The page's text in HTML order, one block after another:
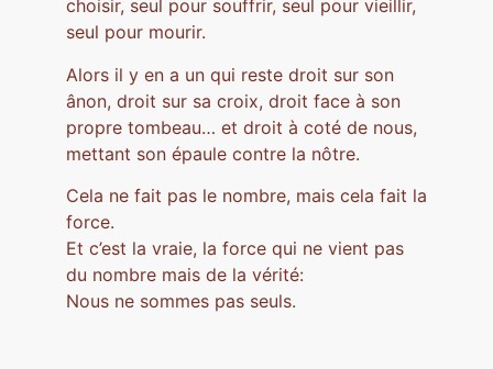
choisir, seul pour souffrir, seul pour vieillir,
seul pour mourir.
Alors il y en a un qui reste droit sur son
ânon, droit sur sa croix, droit face à son
propre tombeau… et droit à coté de nous,
mettant son épaule contre la nôtre.
Cela ne fait pas le nombre, mais cela fait la
force.
Et c’est la vraie, la force qui ne vient pas
du nombre mais de la vérité:
Nous ne sommes pas seuls.